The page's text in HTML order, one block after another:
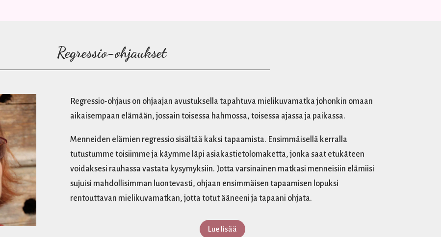
Regressio-ohjaukset
Regressio-ohjaus on ohjaajan avustuksella tapahtuva mielikuvamatka johonkin omaan
aikaisempaan elämään, jossain toisessa hahmossa, toisessa ajassa ja paikassa.
Menneiden elämien regressio sisältää kaksi tapaamista. Ensimmäisellä kerralla
tutustumme toisiimme ja käymme läpi asiakastietolomaketta, jonka saat etukäteen
voidaksesi rauhassa vastata kysymyksiin. Jotta varsinainen matkasi menneisiin elämiisi
sujuisi mahdollisimman luontevasti, ohjaan ensimmäisen tapaamisen lopuksi
rentouttavan mielikuvamatkan, jotta totut ääneeni ja tapaani ohjata.
Lue lisää